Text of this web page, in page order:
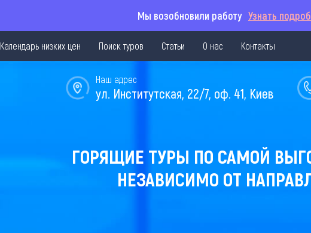
Мы возобновили работу Узнать
Календарь низких цен Поиск туров Статьи О нас Контакты
Наш адрес
ул. Институтская, 22/7, оф. 41, Киев
ГОРЯЩИЕ ТУРЫ ПО САМОЙ
НЕЗАВИСИМО ОТ